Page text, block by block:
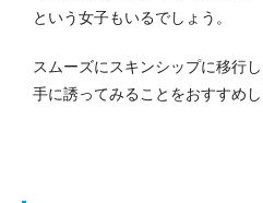
という女子もいるでしょう。
スムーズにスキンシップに移行
手に誘ってみることをおすすめし